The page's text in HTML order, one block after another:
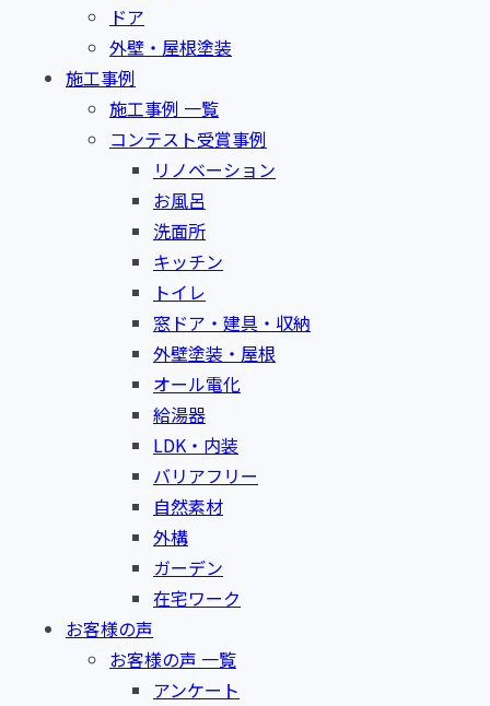
ドア
外壁・屋根塗装
施工事例
施工事例 一覧
コンテスト受賞事例
リノベーション
お風呂
洗面所
キッチン
トイレ
窓ドア・建具・収納
外壁塗装・屋根
オール電化
給湯器
LDK・内装
バリアフリー
自然素材
外構
ガーデン
在宅ワーク
お客様の声
お客様の声 一覧
アンケート